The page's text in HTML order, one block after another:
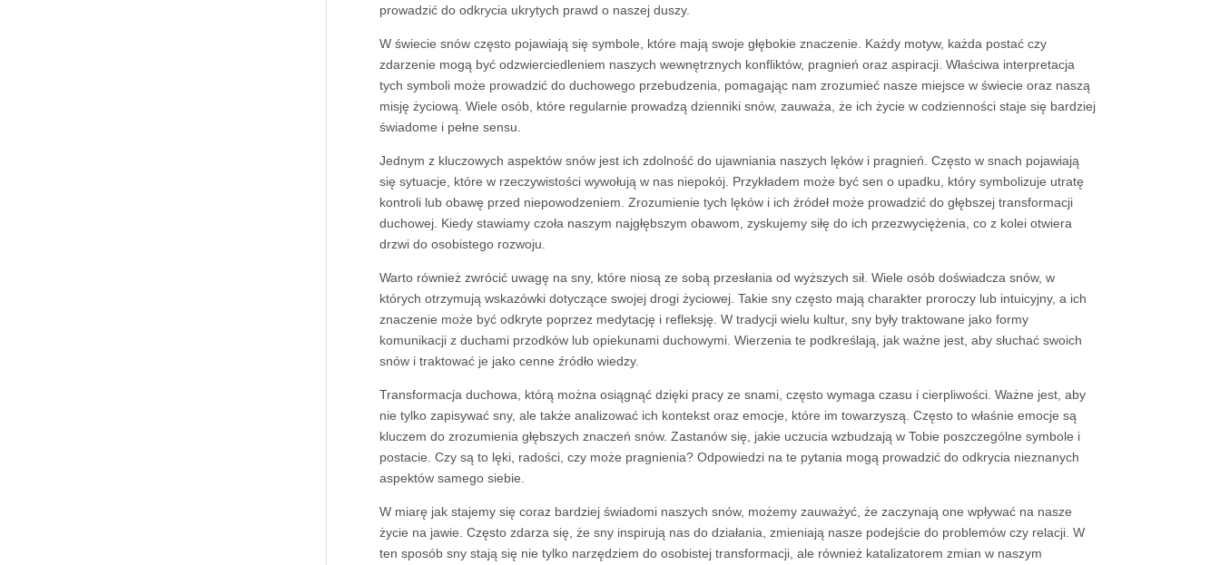
prowadzić do odkrycia ukrytych prawd o naszej duszy.
W świecie snów często pojawiają się symbole, które mają swoje głębokie znaczenie. Każdy motyw, każda postać czy
zdarzenie mogą być odzwierciedleniem naszych wewnętrznych konfliktów, pragnień oraz aspiracji. Właściwa interpretacja
tych symboli może prowadzić do duchowego przebudzenia, pomagając nam zrozumieć nasze miejsce w świecie oraz naszą
misję życiową. Wiele osób, które regularnie prowadzą dzienniki snów, zauważa, że ich życie w codzienności staje się bardziej
świadome i pełne sensu.
Jednym z kluczowych aspektów snów jest ich zdolność do ujawniania naszych lęków i pragnień. Często w snach pojawiają
się sytuacje, które w rzeczywistości wywołują w nas niepokój. Przykładem może być sen o upadku, który symbolizuje utratę
kontroli lub obawę przed niepowodzeniem. Zrozumienie tych lęków i ich źródeł może prowadzić do głębszej transformacji
duchowej. Kiedy stawiamy czoła naszym najgłębszym obawom, zyskujemy siłę do ich przezwyciężenia, co z kolei otwiera
drzwi do osobistego rozwoju.
Warto również zwrócić uwagę na sny, które niosą ze sobą przesłania od wyższych sił. Wiele osób doświadcza snów, w
których otrzymują wskazówki dotyczące swojej drogi życiowej. Takie sny często mają charakter proroczy lub intuicyjny, a ich
znaczenie może być odkryte poprzez medytację i refleksję. W tradycji wielu kultur, sny były traktowane jako formy
komunikacji z duchami przodków lub opiekunami duchowymi. Wierzenia te podkreślają, jak ważne jest, aby słuchać swoich
snów i traktować je jako cenne źródło wiedzy.
Transformacja duchowa, którą można osiągnąć dzięki pracy ze snami, często wymaga czasu i cierpliwości. Ważne jest, aby
nie tylko zapisywać sny, ale także analizować ich kontekst oraz emocje, które im towarzyszą. Często to właśnie emocje są
kluczem do zrozumienia głębszych znaczeń snów. Zastanów się, jakie uczucia wzbudzają w Tobie poszczególne symbole i
postacie. Czy są to lęki, radości, czy może pragnienia? Odpowiedzi na te pytania mogą prowadzić do odkrycia nieznanych
aspektów samego siebie.
W miarę jak stajemy się coraz bardziej świadomi naszych snów, możemy zauważyć, że zaczynają one wpływać na nasze
życie na jawie. Często zdarza się, że sny inspirują nas do działania, zmieniają nasze podejście do problemów czy relacji. W
ten sposób sny stają się nie tylko narzędziem do osobistej transformacji, ale również katalizatorem zmian w naszym